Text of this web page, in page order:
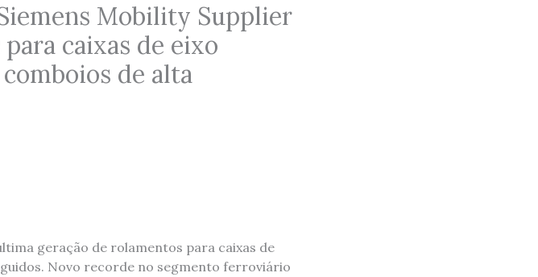
Mobility Supplier
caixas de eixo
de alta
geração de rolamentos para caixas de
Novo recorde no segmento ferroviário